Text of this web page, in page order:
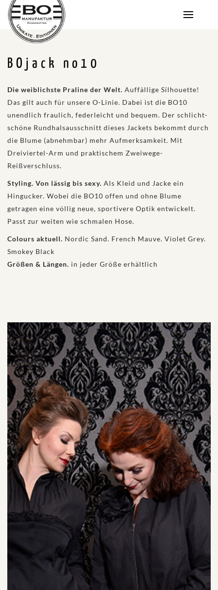
BOjack no10
Die weiblichste Praline der Welt. Auffällige Silhouette!
Das gilt auch für unsere O-Linie. Dabei ist die BO10
unendlich fraulich, federleicht und bequem. Der schlicht-
schöne Rundhalsausschnitt dieses Jackets bekommt durch
die Blume (abnehmbar) mehr Aufmerksamkeit. Mit
Dreiviertel-Arm und praktischem Zweiwege-
Reißverschluss.
Styling. Von lässig bis sexy. Als Kleid und Jacke ein
Hingucker. Wobei die BO10 offen und ohne Blume
getragen eine völlig neue, sportivere Optik entwickelt.
Passt zur weiten wie schmalen Hose.
Colours aktuell. Nordic Sand. French Mauve. Violet Grey.
Smokey Black
Größen & Längen. in jeder Größe erhältlich